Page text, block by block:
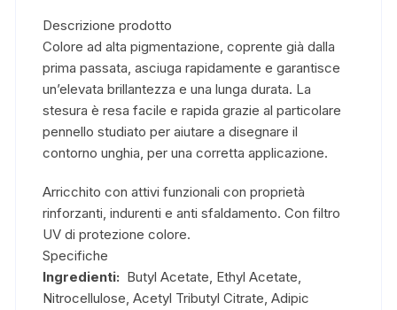
Descrizione prodotto
Colore ad alta pigmentazione, coprente già dalla
prima passata, asciuga rapidamente e garantisce
un’elevata brillantezza e una lunga durata. La
stesura è resa facile e rapida grazie al particolare
pennello studiato per aiutare a disegnare il
contorno unghia, per una corretta applicazione.
Arricchito con attivi funzionali con proprietà
rinforzanti, indurenti e anti sfaldamento. Con filtro
UV di protezione colore.
Specifiche
Ingredienti: Butyl Acetate, Ethyl Acetate,
Nitrocellulose, Acetyl Tributyl Citrate, Adipic